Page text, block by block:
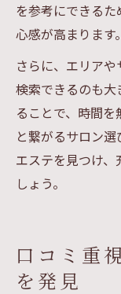
を参考にできる
心感が高まります。
さらに、エリア
検索できるのも
ることで、時間
と繋がるサロン
エステを見つけ
しょう。
口コミ重
を発見